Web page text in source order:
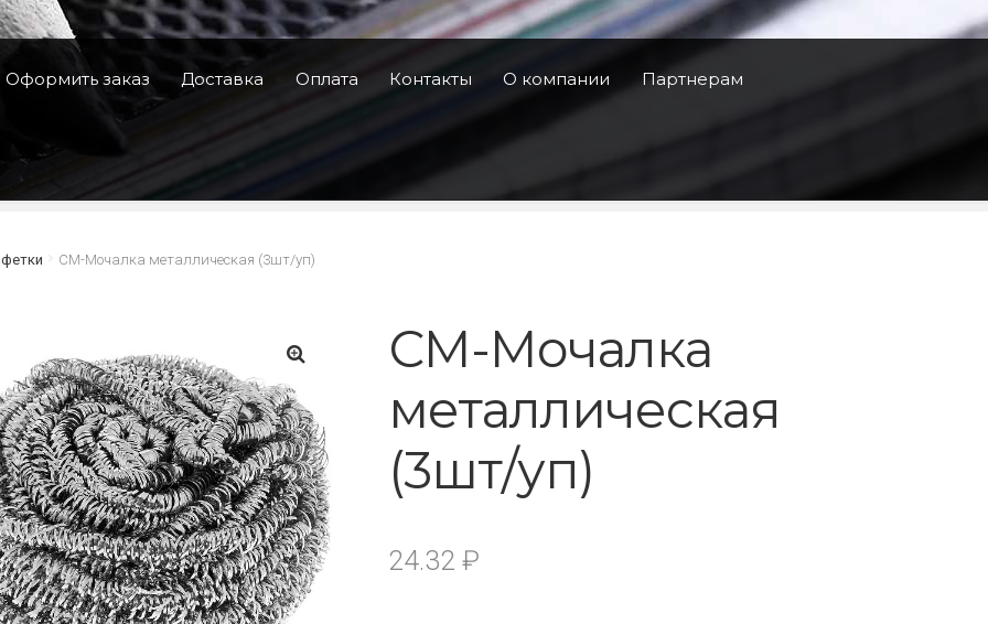
Оформить заказ Доставка Оплата Контакты О компании Партнерам
СМ-Мочалка металлическая (3шт/уп)
🔍
СМ-Мочалка
металлическая
(3шт/уп)
24.32₽